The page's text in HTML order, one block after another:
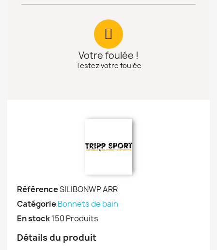
Votre foulée !
Testez votre foulée
RéférenceSILIBONWP ARR
CatégorieBonnets de bain
En stock150 Produits
Détails du produit